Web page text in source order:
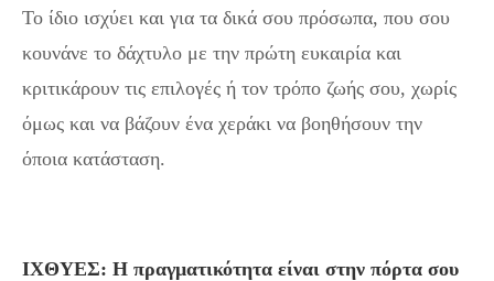
Το ίδιο ισχύει και για τα δικά σου πρόσωπα, που σου
κουνάνε το δάχτυλο με την πρώτη ευκαιρία και
κριτικάρουν τις επιλογές ή τον τρόπο ζωής σου, χωρίς
όμως και να βάζουν ένα χεράκι να βοηθήσουν την
όποια κατάσταση.
ΙΧΘΥΕΣ: Η πραγματικότητα είναι στην πόρτα σου